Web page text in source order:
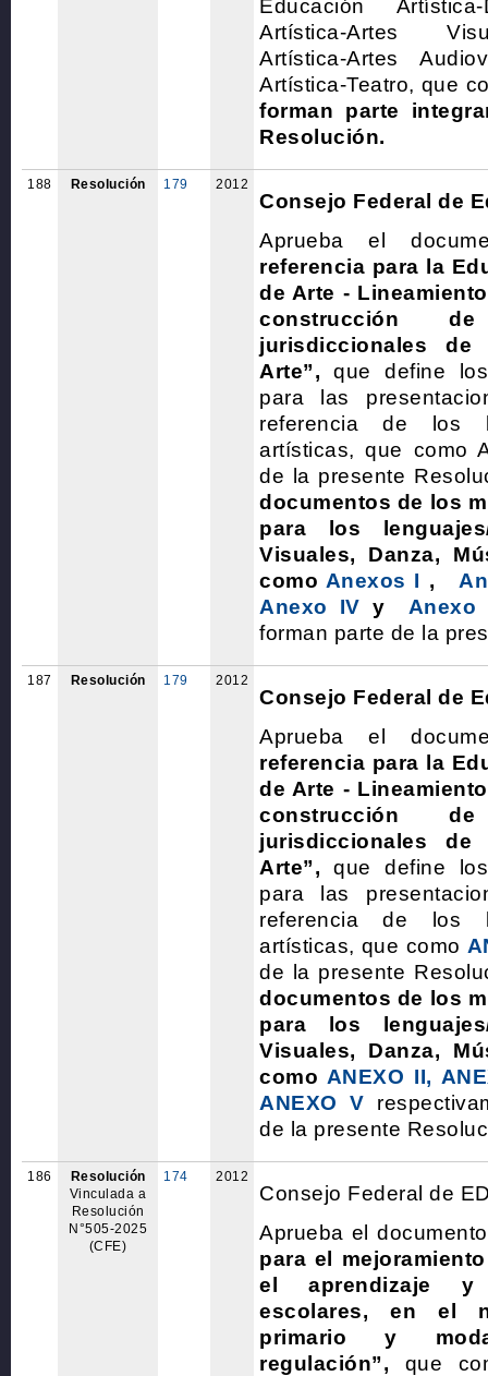
Educación
Artística-Artes
Artística-Artes
Artística-Teatro, que
forman parte
Resolución.
188 Resolución 179 2012
Consejo Federal de
Aprueba el
referencia para la
de Arte -
construcción
jurisdiccionales
Arte”, que define
para las
referencia de los
artísticas, que como
de la presente
documentos de los
para los
Visuales, Danza,
como Anexos I ,
Anexo IV y
Anexo
forman parte de la
187 Resolución 179 2012
Consejo Federal de
Aprueba el
referencia para la
de Arte -
construcción
jurisdiccionales
Arte”, que define
para las
referencia de los
artísticas, que como
de la presente
documentos de los
para los
Visuales, Danza,
como ANEXO II,
ANEXO V
de la presente
186
Resolución
Vinculada a
Resolución
N°505-2025
(CFE)
174 2012
Consejo Federal de
Aprueba el
para el
el aprendizaje y
escolares, en el
primario y
regulación”, que